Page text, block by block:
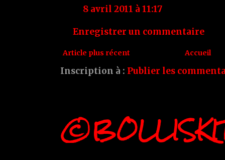
8 avril 2011 à 11:17
Enregistrer un commentaire
Article plus récent Accueil
Inscription à : Publier les